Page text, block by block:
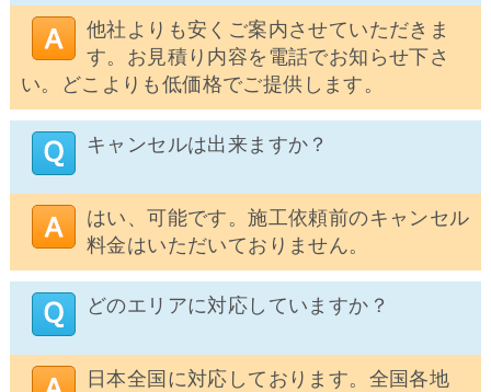
他社よりも安くご案内させていただきま
す。お見積り内容を電話でお知らせ下さ
い。どこよりも低価格でご提供します。
キャンセルは出来ますか？
はい、可能です。施工依頼前のキャンセル
料金はいただいておりません。
どのエリアに対応していますか？
日本全国に対応しております。全国各地